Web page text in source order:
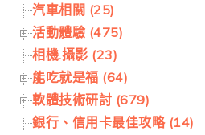
汽車相關 (25)
活動體驗 (475)
相機.攝影 (23)
能吃就是福 (64)
軟體技術研討 (679)
銀行、信用卡最佳攻略 (14)